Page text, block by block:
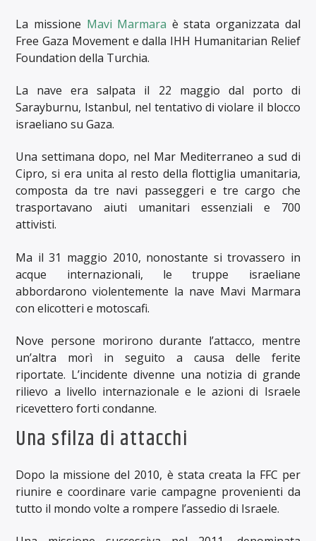
La missione Mavi Marmara è stata organizzata dal
Free Gaza Movement e dalla IHH Humanitarian Relief
Foundation della Turchia.
La nave era salpata il 22 maggio dal porto di
Sarayburnu, Istanbul, nel tentativo di violare il blocco
israeliano su Gaza.
Una settimana dopo, nel Mar Mediterraneo a sud di
Cipro, si era unita al resto della flottiglia umanitaria,
composta da tre navi passeggeri e tre cargo che
trasportavano aiuti umanitari essenziali e 700
attivisti.
Ma il 31 maggio 2010, nonostante si trovassero in
acque internazionali, le truppe israeliane
abbordarono violentemente la nave Mavi Marmara
con elicotteri e motoscafi.
Nove persone morirono durante l’attacco, mentre
un’altra morì in seguito a causa delle ferite
riportate. L’incidente divenne una notizia di grande
rilievo a livello internazionale e le azioni di Israele
ricevettero forti condanne.
Una sfilza di attacchi
Dopo la missione del 2010, è stata creata la FFC per
riunire e coordinare varie campagne provenienti da
tutto il mondo volte a rompere l’assedio di Israele.